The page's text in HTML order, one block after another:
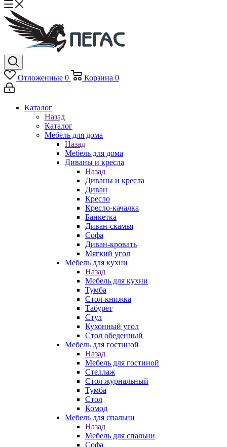
Отложенные 0 Корзина 0
Каталог
Назад
Каталог
Мебель для дома
Назад
Мебель для дома
Диваны и кресла
Назад
Диваны и кресла
Диван
Кресло
Кресло-качалка
Банкетка
Диван-скамья
Софа
Диван-кровать
Мягкий угол
Мебель для кухни
Назад
Мебель для кухни
Тумба
Стол-книжка
Табурет
Стул
Кухонный угол
Стол обеденный
Мебель для гостиной
Назад
Мебель для гостиной
Стеллаж
Стол журнальный
Тумба
Стол
Комод
Мебель для спальни
Назад
Мебель для спальни
Софа